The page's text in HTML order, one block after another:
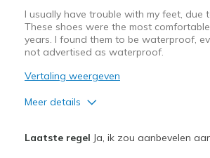
I usually have trouble with my feet, due
These shoes were the most
years. I found them to be waterproof,
not advertised as waterproof.
Vertaling weergeven
Meer details
Laatste regel Ja, ik zou aanbevelen